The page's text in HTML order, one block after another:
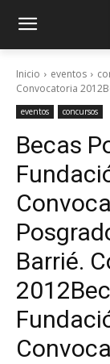
Inicio eventos
Convocatoria
eventos concursos
Becas
Barrié.
2012